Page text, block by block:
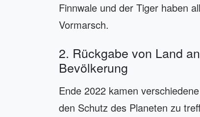
Finnwale und der Tiger haben
Vormarsch.
2. Rückgabe von Land
Bevölkerung
Ende 2022 kamen
den Schutz des Planeten zu